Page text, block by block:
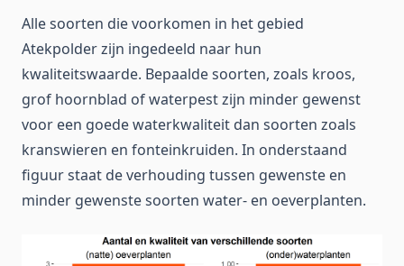
Alle soorten die voorkomen in het gebied
Atekpolder zijn ingedeeld naar hun
kwaliteitswaarde. Bepaalde soorten, zoals kroos,
grof hoornblad of waterpest zijn minder gewenst
voor een goede waterkwaliteit dan soorten zoals
kranswieren en fonteinkruiden. In onderstaand
figuur staat de verhouding tussen gewenste en
minder gewenste soorten water- en oeverplanten.